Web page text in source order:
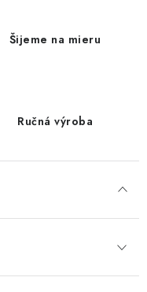
Šijeme na mieru
Ručná výroba